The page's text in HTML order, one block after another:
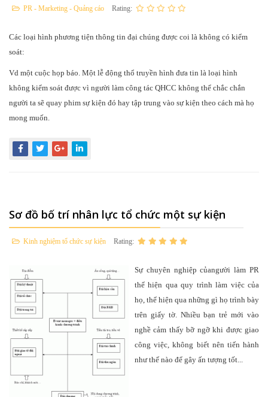
PR - Marketing - Quảng cáo Rating:
Các loại hình phương tiện thông tin đại chúng được coi là không có kiểm
soát:
Vd một cuộc họp báo. Một lễ động thổ truyền hình đưa tin là loại hình
không kiểm soát được vì người làm công tác QHCC không thể chắc chắn
người ta sẽ quay phim sự kiện đó hay tập trung vào sự kiện theo cách mà họ
mong muốn.
Sơ đồ bố trí nhân lực tổ chức một sự kiện
Kinh nghiệm tổ chức sự kiện Rating:
Sự chuyên nghiệp củangười làm PR
thể hiện qua quy trình làm việc của
họ, thể hiện qua những gì họ trình bày
trên giấy tờ. Nhiều bạn trẻ mới vào
nghề cảm thấy bỡ ngỡ khi được giao
công việc, không biết nên tiến hành
như thế nào để gây ấn tượng tốt...